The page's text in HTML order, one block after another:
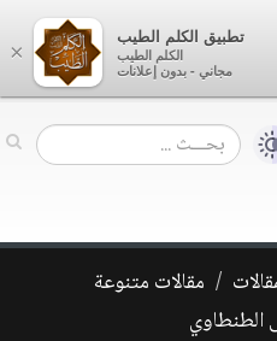
مقالات متنوعة
الطنطاوي
×
تطبيق الكلم الطيب
الكلم الطيب
مجاني - بدون إعلانات